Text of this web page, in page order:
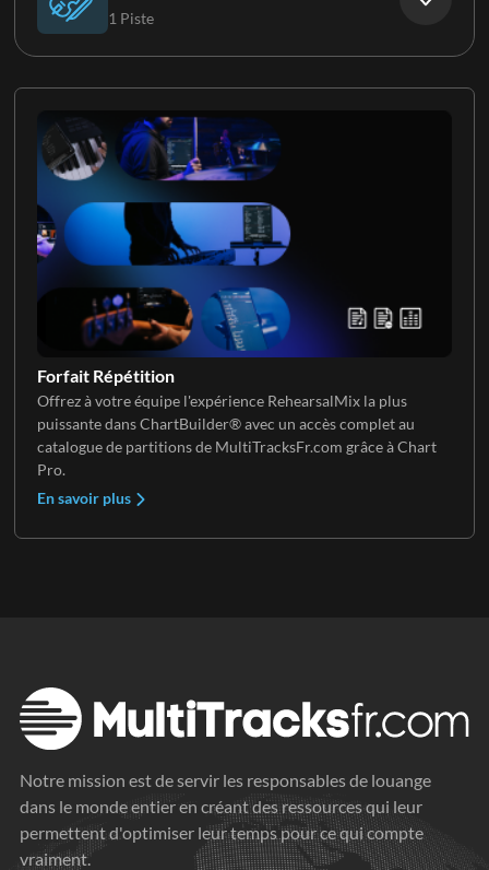
1 Piste
Forfait Répétition
Offrez à votre équipe l'expérience RehearsalMix la plus
puissante dans ChartBuilder® avec un accès complet au
catalogue de partitions de MultiTracksFr.com grâce à Chart
Pro.
En savoir plus
Notre mission est de servir les responsables de louange
dans le monde entier en créant des ressources qui leur
permettent d'optimiser leur temps pour ce qui compte
vraiment.